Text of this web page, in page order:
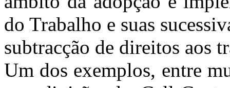
do Trabalho e suas
subtracção de direitos aos
Um dos exemplos, entre